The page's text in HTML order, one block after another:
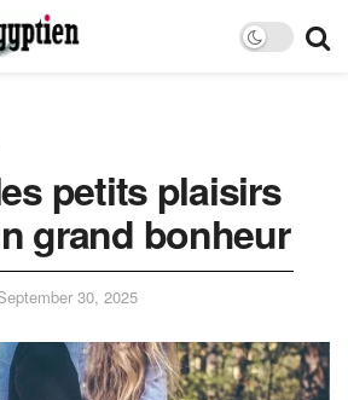
petits plaisirs
grand bonheur
30, 2025